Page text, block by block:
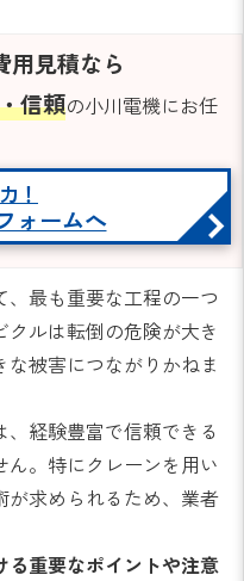
用見積なら
信頼の小川電機にお任
！
ォームへ
最も重要な工程の一つ
ルは転倒の危険が大き
な被害につながりかねま
経験豊富で信頼できる
。特にクレーンを用い
が求められるため、業者
る重要なポイントや注意